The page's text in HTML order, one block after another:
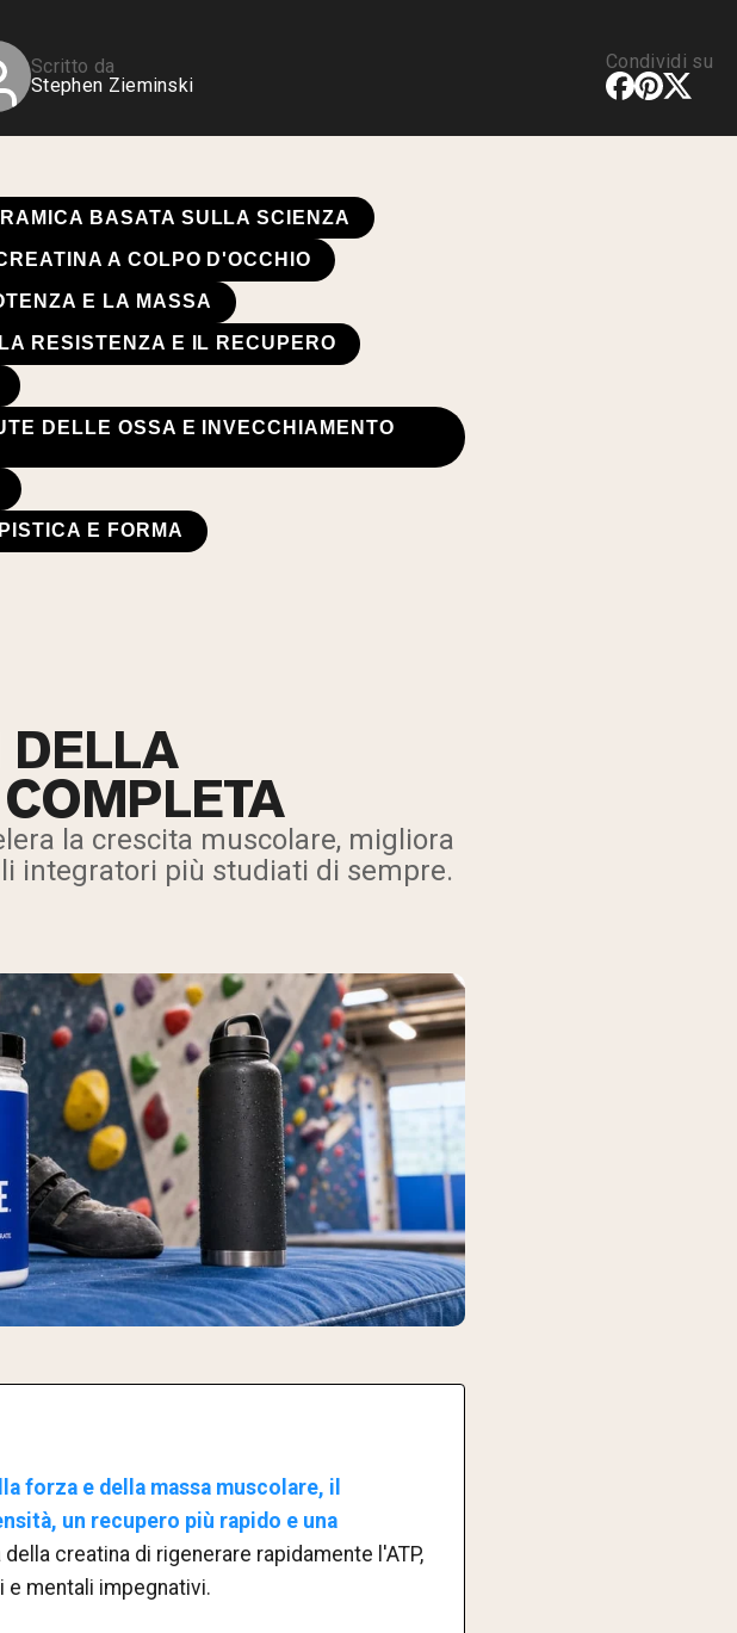
Scritto da
Stephen Zieminski
Condividi su
BASATA SULLA SCIENZA
A COLPO D'OCCHIO
E LA MASSA
RESISTENZA E IL RECUPERO
DELLE OSSA E INVECCHIAMENTO
E FORMA
DELLA
la crescita muscolare, migliora
integratori più studiati di sempre.
forza e della massa muscolare, il
un recupero più rapido e una
creatina di rigenerare rapidamente l'ATP,
e mentali impegnativi.